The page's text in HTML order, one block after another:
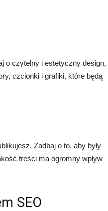
o czytelny i estetyczny design,
czcionki i grafiki, które będą
Zadbaj o to, aby były
treści ma ogromny wpływ
SEO